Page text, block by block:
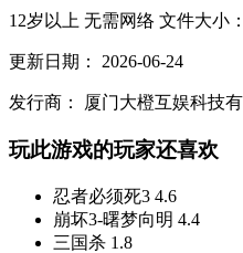
12岁以上 无需网络 文件大小
更新日期： 2026-06-24
发行商： 厦门大橙互娱科技
玩此游戏的玩家还喜欢
忍者必须死3 4.6
崩坏3-曙梦向明 4.4
三国杀 1.8